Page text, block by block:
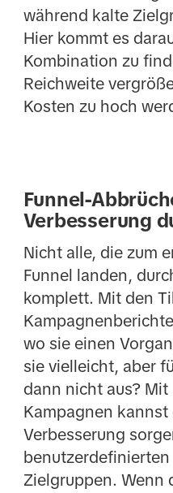
während kalte
Hier kommt es
Kombination zu
Reichweite
Kosten zu hoch
Funnel-
Verbesserung
Nicht alle, die zum
Funnel landen,
komplett. Mit den
wo sie einen
sie vielleicht, aber
dann nicht aus?
Kampagnen
Verbesserung
Zielgruppen. Wenn